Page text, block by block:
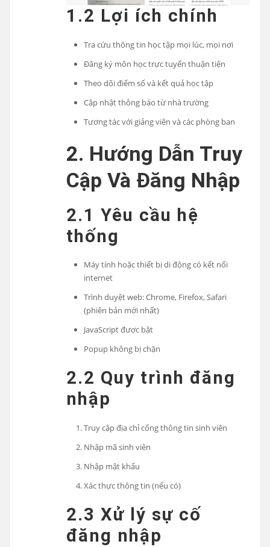
1.2 Lợi ích chính
Tra cứu thông tin học tập mọi lúc, mọi nơi
Đăng ký môn học trực tuyến thuận tiện
Theo dõi điểm số và kết quả học tập
Cập nhật thông báo từ nhà trường
Tương tác với giảng viên và các phòng ban
2. Hướng Dẫn Truy
Cập Và Đăng Nhập
2.1 Yêu cầu hệ
thống
Máy tính hoặc thiết bị di động có kết nối
internet
Trình duyệt web: Chrome, Firefox, Safari
(phiên bản mới nhất)
JavaScript được bật
Popup không bị chặn
2.2 Quy trình đăng
nhập
Truy cập địa chỉ cổng thông tin sinh viên
Nhập mã sinh viên
Nhập mật khẩu
Xác thực thông tin (nếu có)
2.3 Xử lý sự cố
đăng nhập